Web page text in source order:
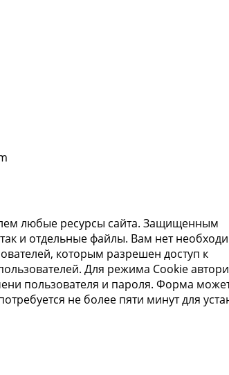
любые ресурсы сайта. Защищенным
и отдельные файлы. Вам нет
которым разрешен доступ к
Для режима Cookie
пользователя и пароля. Форма
не более пяти минут для